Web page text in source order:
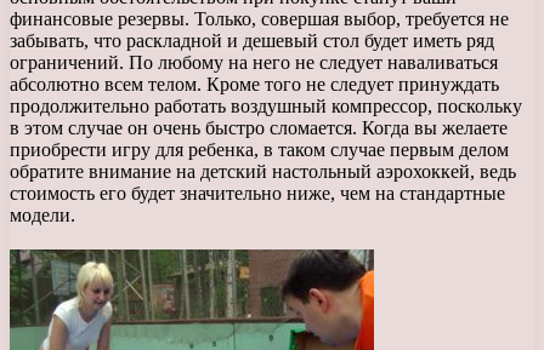
финансовые резервы. Только, совершая выбор, требуется не
забывать, что раскладной и дешевый стол будет иметь ряд
ограничений. По любому на него не следует наваливаться
абсолютно всем телом. Кроме того не следует принуждать
продолжительно работать воздушный компрессор, поскольку
в этом случае он очень быстро сломается. Когда вы желаете
приобрести игру для ребенка, в таком случае первым делом
обратите внимание на детский настольный аэрохоккей, ведь
стоимость его будет значительно ниже, чем на стандартные
модели.